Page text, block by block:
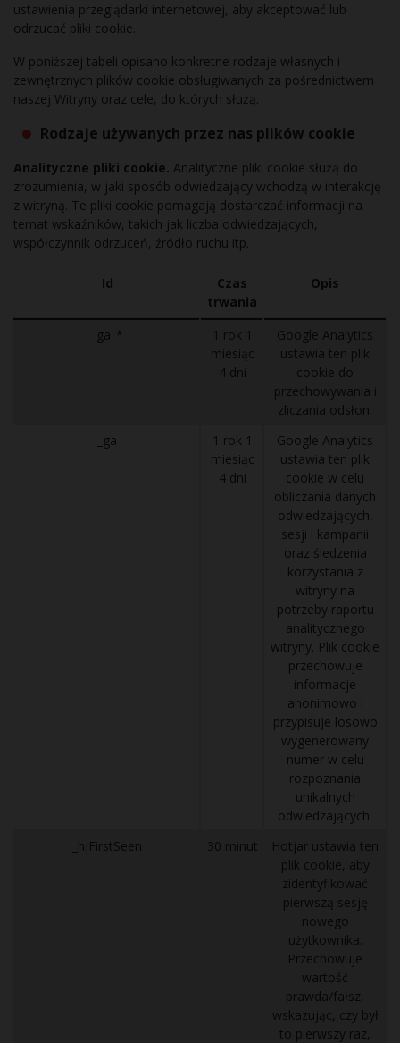
ustawienia przeglądarki internetowej, aby akceptować lub
odrzucać pliki cookie.
W poniższej tabeli opisano konkretne rodzaje własnych i
zewnętrznych plików cookie obsługiwanych za pośrednictwem
naszej Witryny oraz cele, do których służą.
Rodzaje używanych przez nas plików cookie
Analityczne pliki cookie. Analityczne pliki cookie służą do
zrozumienia, w jaki sposób odwiedzający wchodzą w interakcję
z witryną. Te pliki cookie pomagają dostarczać informacji na
temat wskaźników, takich jak liczba odwiedzających,
współczynnik odrzuceń, źródło ruchu itp.
Id
Czas
trwania
Opis
_ga_*
1 rok 1
miesiąc
4 dni
Google Analytics
ustawia ten plik
cookie do
przechowywania i
zliczania odsłon.
_ga
1 rok 1
miesiąc
4 dni
Google Analytics
ustawia ten plik
cookie w celu
obliczania danych
odwiedzających,
sesji i kampanii
oraz śledzenia
korzystania z
witryny na
potrzeby raportu
analitycznego
witryny. Plik cookie
przechowuje
informacje
anonimowo i
przypisuje losowo
wygenerowany
numer w celu
rozpoznania
unikalnych
odwiedzających.
_hjFirstSeen
30 minut
Hotjar ustawia ten
plik cookie, aby
zidentyfikować
pierwszą sesję
nowego
użytkownika.
Przechowuje
wartość
prawda/fałsz,
wskazując, czy był
to pierwszy raz,